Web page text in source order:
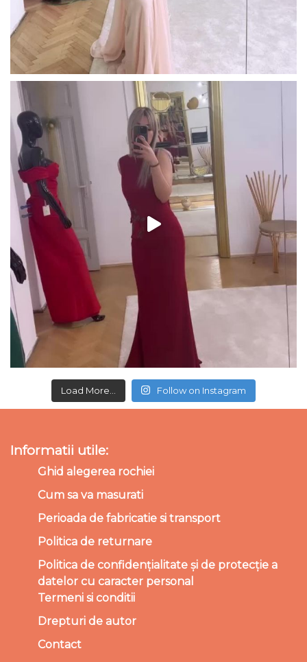
Load More... Follow on Instagram
Informatii utile:
Ghid alegerea rochiei
Cum sa va masurati
Perioada de fabricatie si transport
Politica de returnare
Politica de confidențialitate și de protecție a
datelor cu caracter personal
Termeni si conditii
Drepturi de autor
Contact